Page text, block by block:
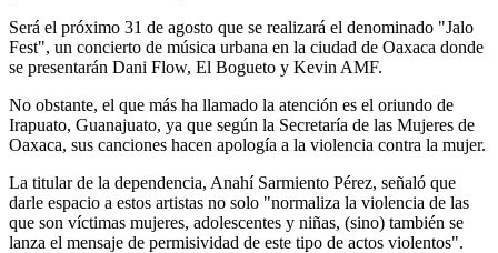
Será el próximo 31 de agosto que se realizará el denominado "Jalo
Fest", un concierto de música urbana en la ciudad de Oaxaca donde
se presentarán Dani Flow, El Bogueto y Kevin AMF.
No obstante, el que más ha llamado la atención es el oriundo de
Irapuato, Guanajuato, ya que según la Secretaría de las Mujeres de
Oaxaca, sus canciones hacen apología a la violencia contra la mujer.
La titular de la dependencia, Anahí Sarmiento Pérez, señaló que
darle espacio a estos artistas no solo "normaliza la violencia de las
que son víctimas mujeres, adolescentes y niñas, (sino) también se
lanza el mensaje de permisividad de este tipo de actos violentos".